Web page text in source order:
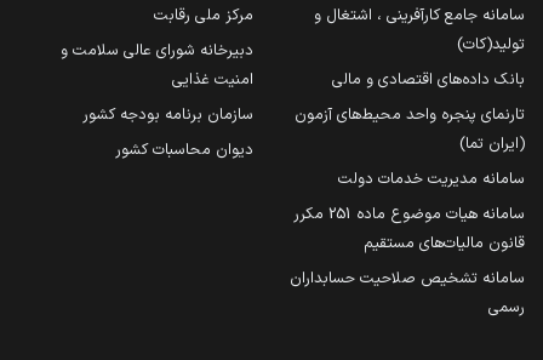
سامانه جامع کارآفرینی ، اشتغال و
تولید(کات)
بانک داده‌های اقتصادی و مالی
تارنمای پنجره واحد محیط‌های آزمون
(ایران تما)
سامانه مدیریت خدمات دولت
سامانه هیات موضوع ماده 251 مکرر
قانون مالیات‌های مستقیم
سامانه تشخیص صلاحیت حسابداران
رسمی
مرکز ملی رقابت
دبیرخانه شورای عالی سلامت و
امنیت غذایی
سازمان برنامه بودجه کشور
دیوان محاسبات کشور